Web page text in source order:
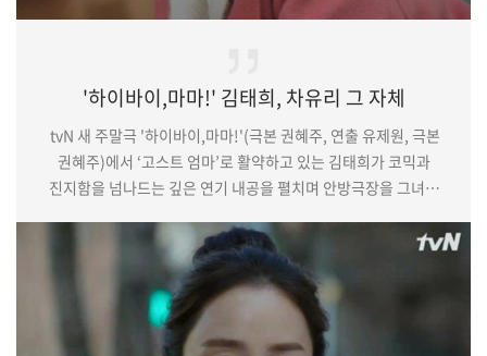
'하이바이,마마!' 김태희, 차유리 그 자체
tvN 새 주말극 '하이바이,마마!'(극본 권혜주, 연출 유제원, 극본
권혜주)에서 ‘고스트 엄마’로 활약하고 있는 김태희가 코믹과
진지함을 넘나드는 깊은 연기 내공을 펼치며 안방극장을 그녀의
끝까지 ‘차유리’의 감정을 풍부하고 섬세하게 표현해냈다. 눈빛과
말투, 목소리부터 딸인 조서우를 대하는 애처로운 손길까지 완벽한
엄마 ‘차유리’로 변신했다. 이에 죽음 이후 갑작스럽게 시작된
‘49일 환생 라이프’에 뛰어든 그녀를 향한 시청자들의 응원이
이어지고 …